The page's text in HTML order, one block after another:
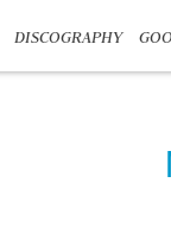
DISCOGRAPHY